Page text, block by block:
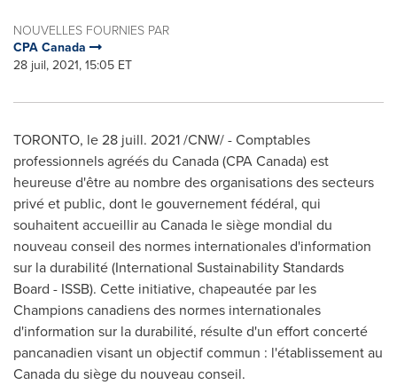
NOUVELLES FOURNIES PAR
CPA Canada
28 juil, 2021, 15:05 ET
TORONTO, le 28 juill. 2021 /CNW/ - Comptables
professionnels agréés du Canada (CPA Canada) est
heureuse d'être au nombre des organisations des secteurs
privé et public, dont le gouvernement fédéral, qui
souhaitent accueillir au Canada le siège mondial du
nouveau conseil des normes internationales d'information
sur la durabilité (International Sustainability Standards
Board - ISSB). Cette initiative, chapeautée par les
Champions canadiens des normes internationales
d'information sur la durabilité, résulte d'un effort concerté
pancanadien visant un objectif commun : l'établissement au
Canada du siège du nouveau conseil.